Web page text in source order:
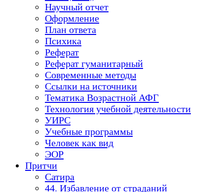
Научный отчет
Оформление
План ответа
Психика
Реферат
Реферат гуманитарный
Современные методы
Ссылки на источники
Тематика Возрастной АФГ
Технология учебной деятельности
УИРС
Учебные программы
Человек как вид
ЭОР
Притчи
Сатира
44. Избавление от страданий